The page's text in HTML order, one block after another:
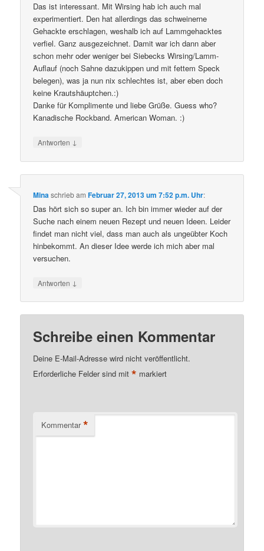
Das ist interessant. Mit Wirsing hab ich auch mal
experimentiert. Den hat allerdings das schweinerne
Gehackte erschlagen, weshalb ich auf Lammgehacktes
verfiel. Ganz ausgezeichnet. Damit war ich dann aber
schon mehr oder weniger bei Siebecks Wirsing/Lamm-
Auflauf (noch Sahne dazukippen und mit fettem Speck
belegen), was ja nun nix schlechtes ist, aber eben doch
keine Krautshäuptchen.:)
Danke für Komplimente und liebe Grüße. Guess who?
Kanadische Rockband. American Woman. :)
Antworten ↓
MinaschriebamFebruar 27, 2013 um 7:52 p.m. Uhr:
Das hört sich so super an. Ich bin immer wieder auf der
Suche nach einem neuen Rezept und neuen Ideen. Leider
findet man nicht viel, dass man auch als ungeübter Koch
hinbekommt. An dieser Idee werde ich mich aber mal
versuchen.
Antworten ↓
Schreibe einen Kommentar
Deine E-Mail-Adresse wird nicht veröffentlicht.
Erforderliche Felder sind mit* markiert
Kommentar *